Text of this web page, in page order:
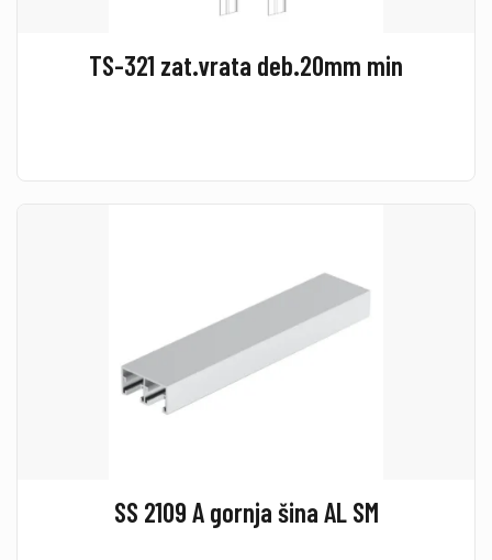
TS-321 zat.vrata deb.20mm min
SS 2109 A gornja šina AL SM